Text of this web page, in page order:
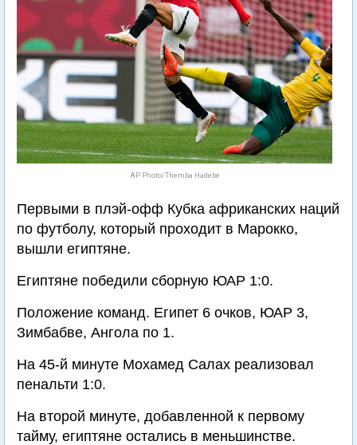
AP Photo/Themba Hadebe
Первыми в плэй-офф Кубка африканских наций
по футболу, который проходит в Марокко,
вышли египтяне.
Египтяне победили сборную ЮАР 1:0.
Положение команд. Египет 6 очков, ЮАР 3,
Зимбабве, Ангола по 1.
На 45-й минуте Мохамед Салах реализовал
пенальти 1:0.
На второй минуте, добавленной к первому
тайму, египтяне остались в меньшинстве.